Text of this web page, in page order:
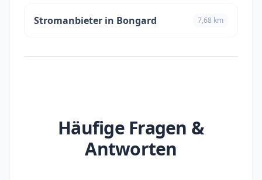
Stromanbieter in Bongard 7,68 km
Häufige Fragen &
Antworten